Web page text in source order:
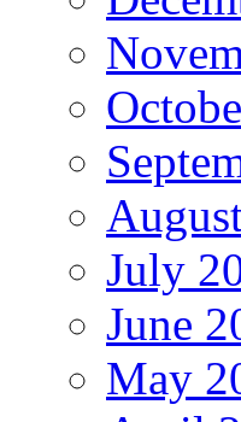
July
June
May